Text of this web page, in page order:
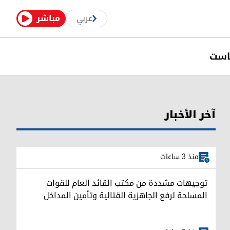
مباشر عربي
آخر الأخبار
منذ 3 ساعات
توجيهات مشددة من مكتب القائد العام للقوات
المسلحة لرفع الجاهزية القتالية وتأمين المداخل